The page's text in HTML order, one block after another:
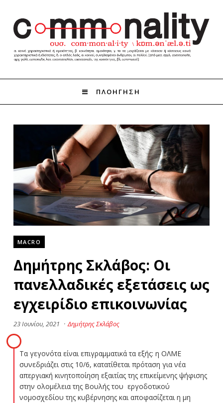
ΠΛΟΗΓΗΣΗ
MACRO
Δημήτρης Σκλάβος: Οι
πανελλαδικές εξετάσεις ως
εγχειρίδιο επικοινωνίας
23 Ιουνίου, 2021 · Δημήτρης Σκλάβος
Τα γεγονότα είναι επιγραμματικά τα εξής: η ΟΛΜΕ
συνεδριάζει στις 10/6, κατατίθεται πρόταση για νέα
απεργιακή κινητοποίηση εξαιτίας της επικείμενης ψήφισης
στην ολομέλεια της Βουλής του εργοδοτικού
νομοσχεδίου της κυβέρνησης και αποφασίζεται η μη